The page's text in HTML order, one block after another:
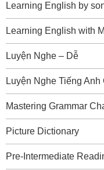
Learning English by
Learning English with
Luyện Nghe – Dễ
Luyện Nghe Tiếng
Mastering Grammar
Picture Dictionary
Pre-Intermediate